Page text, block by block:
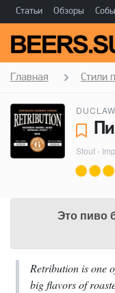
Статьи Обзоры
Главная Стили
Stout -
Это пиво
Retribution is one
big flavors of